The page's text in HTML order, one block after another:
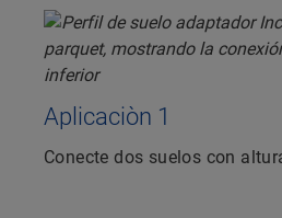
Aplicaciòn 1
Conecte dos suelos con